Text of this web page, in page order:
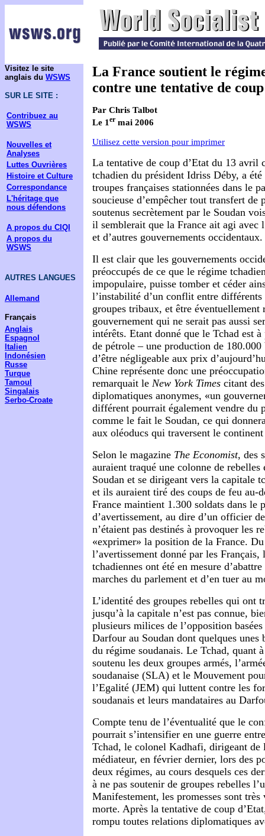
Visitez le site
anglais du WSWS
SUR LE SITE :
Contribuez au
WSWS
Nouvelles et
Analyses
Luttes Ouvrières
Histoire et Culture
Correspondance
L'héritage que
nous défendons
A propos du CIQI
A propos du
WSWS
AUTRES LANGUES
Allemand
Français
Anglais
Espagnol
Italien
Indonésien
Russe
Turque
Tamoul
Singalais
Serbo-Croate
La France soutient le
contre une tentative de
Par Chris Talbot
Le 1 er mai 2006
Utilisez cette version pour imprimer
La tentative de coup d’Etat du 13 avril
tchadien du président Idriss Déby, a
troupes françaises stationnées dans le
soucieuse d’empêcher tout transfert de
soutenus secrètement par le Soudan
il semblerait que la France ait agi avec
et d’autres gouvernements occidentaux.
Il est clair que les gouvernements
préoccupés de ce que le régime
impopulaire, puisse tomber et céder
l’instabilité d’un conflit entre différents
groupes tribaux, et être éventuellement
gouvernement qui ne serait pas aussi
intérêts. Etant donné que le Tchad est
de pétrole – une production de
d’être négligeable aux prix
Chine représente donc une
remarquait le New York Times citant
diplomatiques anonymes, «un
différent pourrait également vendre du
comme le fait le Soudan, ce qui
aux oléoducs qui traversent le
Selon le magazine The Economist, des
auraient traqué une colonne de rebelles
Soudan et se dirigeant vers la capitale
et ils auraient tiré des coups de feu au-
France maintient 1.300 soldats dans le
d’avertissement, au dire d’un officier
n’étaient pas destinés à provoquer les
«exprimer» la position de la France.
l’avertissement donné par les Français,
tchadiennes ont été en mesure
marches du parlement et d’en tuer au
L’identité des groupes rebelles qui ont
jusqu’à la capitale n’est pas connue,
plusieurs milices de l’opposition
Darfour au Soudan dont quelques unes
du régime soudanais. Le Tchad, quant
soutenu les deux groupes armés,
soudanaise (SLA) et le Mouvement
l’Egalité (JEM) qui luttent contre les
soudanais et leurs mandataires au
Compte tenu de l’éventualité que le
pourrait s’intensifier en une guerre
Tchad, le colonel Kadhafi, dirigeant de
médiateur, en février dernier, lors des
deux régimes, au cours desquels ces
à ne pas soutenir de groupes rebelles
Manifestement, les promesses sont très
morte. Après la tentative de coup
rompu toutes relations diplomatiques